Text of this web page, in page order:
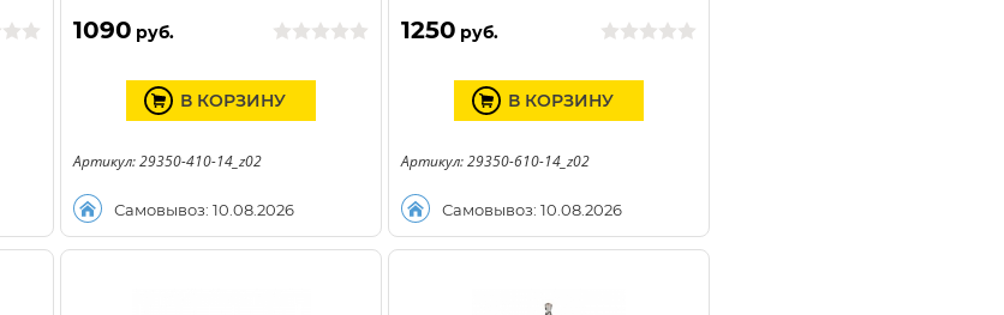
1090 руб.
Самовывоз: 10.08.2026
В КОРЗИНУ
Артикул: 29350-410-14_z02
1250 руб.
Самовывоз: 10.08.2026
В КОРЗИНУ
Артикул: 29350-610-14_z02